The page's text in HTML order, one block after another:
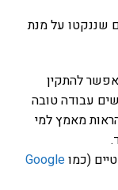
שננקטו על מנת
להתקין
עבודה טובה
מאמץ למי
(כמוGoogle